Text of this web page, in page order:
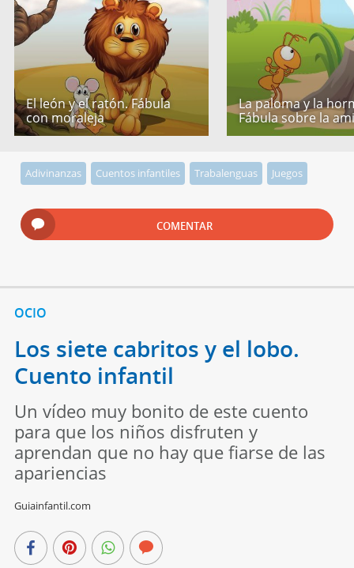
El león y el ratón. Fábula
con moraleja
La paloma y la
Fábula sobre la
Adivinanzas Cuentos infantiles Trabalenguas Juegos
COMENTAR
OCIO
Los siete cabritos y el lobo.
Cuento infantil
Un vídeo muy bonito de este cuento
para que los niños disfruten y
aprendan que no hay que fiarse de las
apariencias
Guiainfantil.com